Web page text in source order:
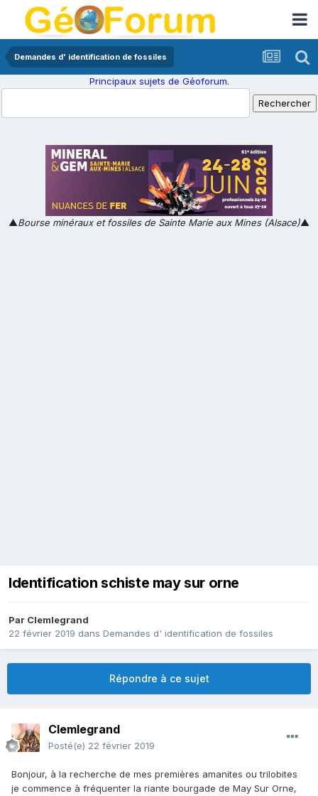
Demandes d' identification de fossiles
Principaux sujets de Géoforum.
▲Bourse minéraux et fossiles de Sainte Marie aux Mines (Alsace)▲
Identification schiste may sur orne
Par Clemlegrand
22 février 2019 dans Demandes d' identification de fossiles
Répondre à ce sujet
Clemlegrand
Posté(e) 22 février 2019
Bonjour, à la recherche de mes premières amanites ou trilobites
je commence à fréquenter la riante bourgade de May Sur Orne,